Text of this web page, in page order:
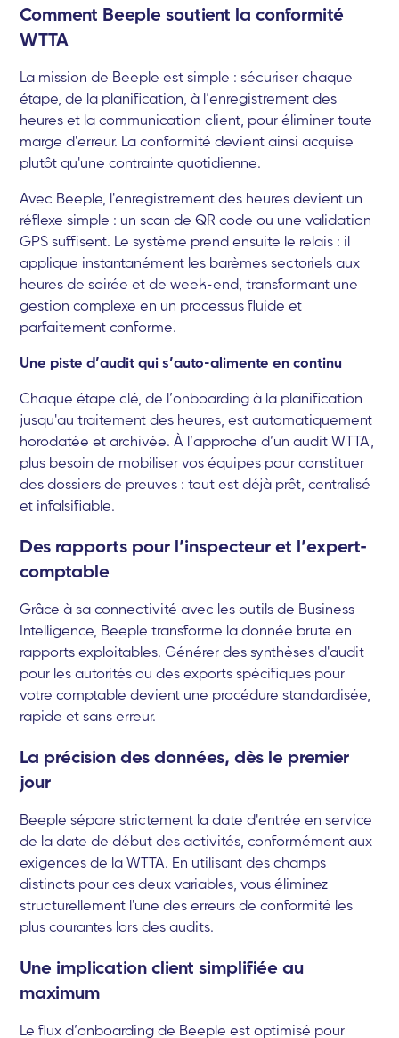
Comment Beeple soutient la conformité
WTTA
La mission de Beeple est simple : sécuriser chaque
étape, de la planification, à l’enregistrement des
heures et la communication client, pour éliminer toute
marge d'erreur. La conformité devient ainsi acquise
plutôt qu'une contrainte quotidienne.
Avec Beeple, l'enregistrement des heures devient un
réflexe simple : un scan de QR code ou une validation
GPS suffisent. Le système prend ensuite le relais : il
applique instantanément les barèmes sectoriels aux
heures de soirée et de week-end, transformant une
gestion complexe en un processus fluide et
parfaitement conforme.
Une piste d’audit qui s’auto-alimente en continu
Chaque étape clé, de l’onboarding à la planification
jusqu'au traitement des heures, est automatiquement
horodatée et archivée. À l’approche d’un audit WTTA,
plus besoin de mobiliser vos équipes pour constituer
des dossiers de preuves : tout est déjà prêt, centralisé
et infalsifiable.
Des rapports pour l’inspecteur et l’expert-
comptable
Grâce à sa connectivité avec les outils de Business
Intelligence, Beeple transforme la donnée brute en
rapports exploitables. Générer des synthèses d'audit
pour les autorités ou des exports spécifiques pour
votre comptable devient une procédure standardisée,
rapide et sans erreur.
La précision des données, dès le premier
jour
Beeple sépare strictement la date d'entrée en service
de la date de début des activités, conformément aux
exigences de la WTTA. En utilisant des champs
distincts pour ces deux variables, vous éliminez
structurellement l'une des erreurs de conformité les
plus courantes lors des audits.
Une implication client simplifiée au
maximum
Le flux d’onboarding de Beeple est optimisé pour